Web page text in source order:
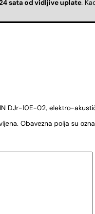
sata od vidljive uplate.
DJr-10E-02, elektro-
Obavezna polja su